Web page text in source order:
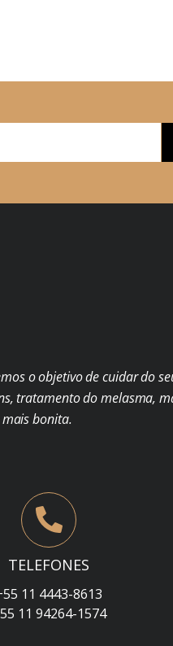
o objetivo de cuidar do
tratamento do melasma,
mais bonita.
TELEFONES
11 4443-8613
11 94264-1574